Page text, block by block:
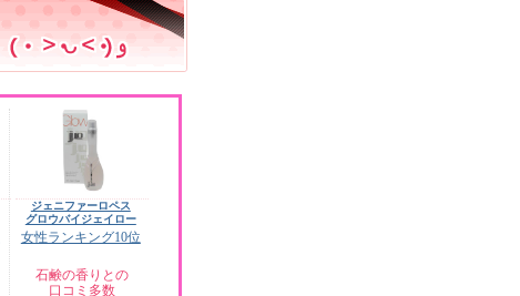
ジェニファーロペス
グロウバイジェイロー
女性ランキング10位
石鹸の香りとの
口コミ多数